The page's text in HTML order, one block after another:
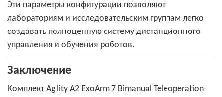
Эти параметры конфигурации позволяют
лабораториям и исследовательским группам легко
создавать полноценную систему дистанционного
управления и обучения роботов.
Заключение
Комплект Agility A2 ExoArm 7 Bimanual Teleoperation